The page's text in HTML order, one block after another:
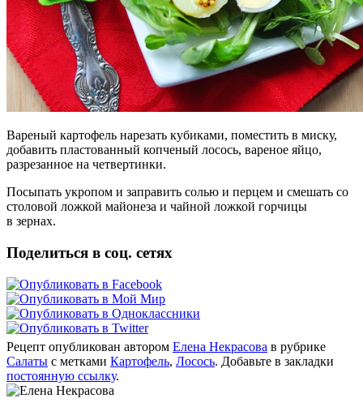
Вареный картофель нарезать кубиками, поместить в миску,
добавить пластованный копченый лосось, вареное яйцо,
разрезанное на четвертинки.
Посыпать укропом и заправить солью и перцем и смешать со
столовой ложкой майонеза и чайной ложкой горчицы
в зернах.
Поделиться в соц. сетях
Рецепт опубликован автором Елена Некрасова в рубрике
Салаты с метками Картофель, Лосось. Добавьте в закладки
постоянную ссылку.